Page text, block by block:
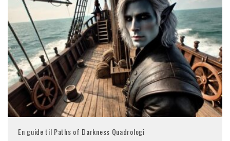
En guide til Paths of Darkness Quadrologi